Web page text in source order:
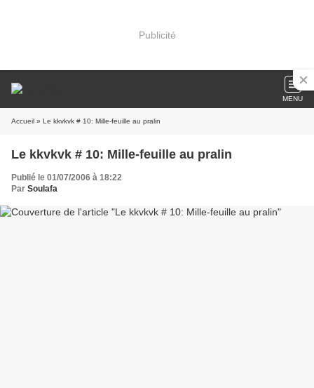
Publicité
MENU
Accueil » Le kkvkvk # 10: Mille-feuille au pralin
Le kkvkvk # 10: Mille-feuille au pralin
Publié le 01/07/2006 à 18:22
Par Soulafa